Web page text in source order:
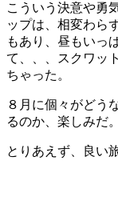
こういう決意や勇
ップは、相変わら
もあり、昼もいっ
て、、、スクワッ
ちゃった。
８月に個々がどう
るのか、楽しみだ。
とりあえず、良い